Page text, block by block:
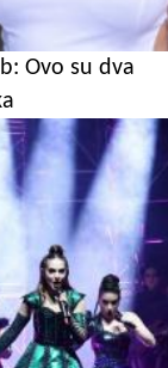
Ovo su dva